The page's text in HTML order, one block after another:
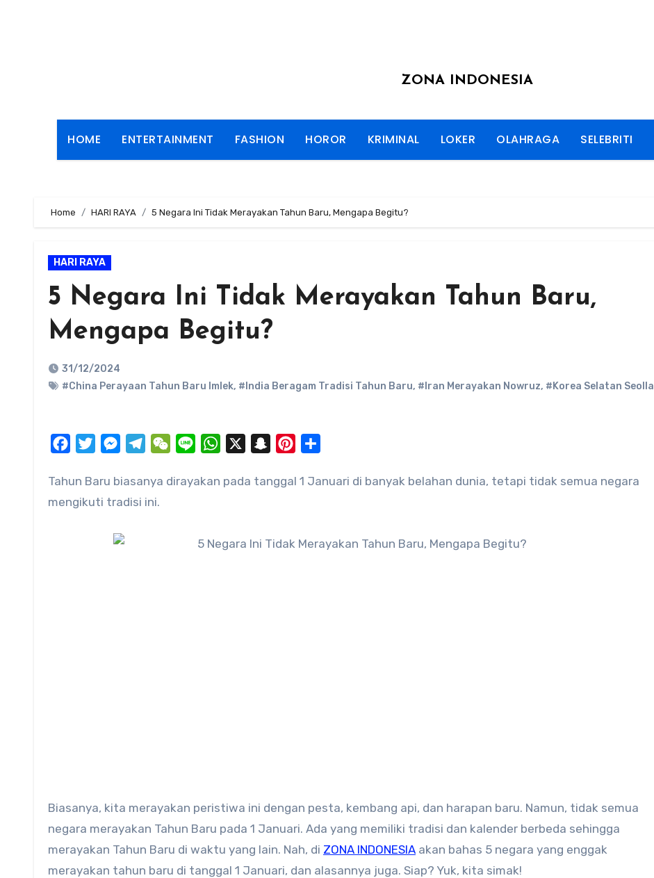
ZONA INDONESIA
HOME ENTERTAINMENT FASHION HOROR KRIMINAL LOKER OLAHRAGA SELEBRITI
Home HARI RAYA 5 Negara Ini Tidak Merayakan Tahun Baru, Mengapa Begitu?
HARI RAYA
5 Negara Ini Tidak Merayakan Tahun Baru,
Mengapa Begitu?
31/12/2024
#China Perayaan Tahun Baru Imlek, #India Beragam Tradisi Tahun Baru, #Iran Merayakan Nowruz, #Korea Selatan Seollal
FacebookTwitterMessengerTelegramWeChat
Line WhatsApp SnapchatPinterest
Tahun Baru biasanya dirayakan pada tanggal 1 Januari di banyak belahan dunia, tetapi tidak semua negara
mengikuti tradisi ini.
Biasanya, kita merayakan peristiwa ini dengan pesta, kembang api, dan harapan baru. Namun, tidak semua
negara merayakan Tahun Baru pada 1 Januari. Ada yang memiliki tradisi dan kalender berbeda sehingga
merayakan Tahun Baru di waktu yang lain. Nah, di ZONA INDONESIA akan bahas 5 negara yang enggak
merayakan tahun baru di tanggal 1 Januari, dan alasannya juga. Siap? Yuk, kita simak!